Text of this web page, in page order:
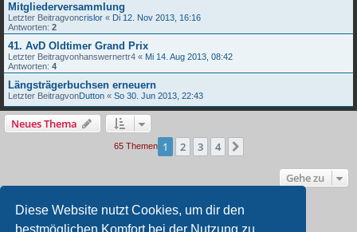
Diese Website nutzt Cookies, um dir den
bestmöglichen Komfort bei der Nutzung zu
Mitgliederversammlung
Letzter Beitragvoncrislor « Di 12. Nov 2013, 16:16
Antworten: 2
41. AvD Oldtimer Grand Prix
Letzter Beitragvonhanswernertr4 « Mi 14. Aug 2013, 08:42
Antworten: 4
Längsträgerbuchsen erneuern
Letzter BeitragvonDutton « So 30. Jun 2013, 22:43
Neues Thema
65 Themen 1 2 3 4
Gehe zu
BERECHTIGUNGEN IN DIESEM FORUM
Du darfstkeineneuen Themen in diesem Forum erstellen.